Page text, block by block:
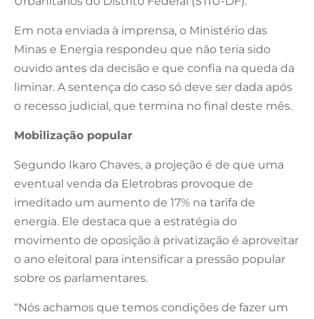
Em nota enviada à imprensa, o Ministério das
Minas e Energia respondeu que não teria sido
ouvido antes da decisão e que confia na queda da
liminar. A sentença do caso só deve ser dada após
o recesso judicial, que termina no final deste mês.
Mobilização popular
Segundo Ikaro Chaves, a projeção é de que uma
eventual venda da Eletrobras provoque de
imeditado um aumento de 17% na tarifa de
energia. Ele destaca que a estratégia do
movimento de oposição à privatização é aproveitar
o ano eleitoral para intensificar a pressão popular
sobre os parlamentares.
“Nós achamos que temos condições de fazer um